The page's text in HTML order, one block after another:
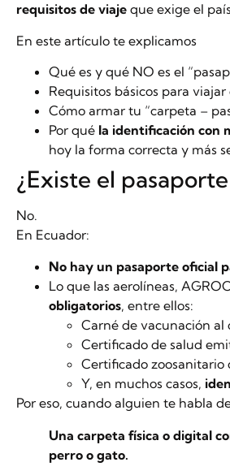
requisitos de viaje que exige el
En este artículo te explicamos
Qué es y qué NO es el
Requisitos básicos para
Cómo armar tu “carpeta –
Por qué la identificación con
hoy la forma correcta y más
¿Existe el
No.
En Ecuador:
No hay un pasaporte oficial
Lo que las aerolíneas,
obligatorios, entre ellos:
Carné de vacunación al
Certificado de salud
Certificado zoosanitario
Y, en muchos casos,
Por eso, cuando alguien te habla
Una carpeta física o digital
perro o gato.